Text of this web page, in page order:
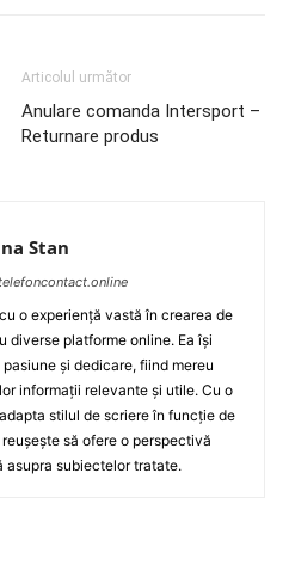
Articolul următor
Anulare comanda Intersport –
Returnare produs
Stan
o experiență vastă în crearea de
diverse platforme online. Ea își
și dedicare, fiind mereu
informații relevante și utile. Cu o
stilul de scriere în funcție de
să ofere o perspectivă
asupra subiectelor tratate.